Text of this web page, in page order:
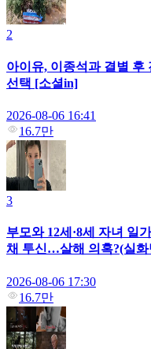
2
아이유, 이종석과 결별 후
선택 [소셜in]
2026-08-06 16:41
16.7만
3
부모와 12세·8세 자녀 일
채 투신…살해 의혹?(실화
2026-08-06 17:30
16.7만